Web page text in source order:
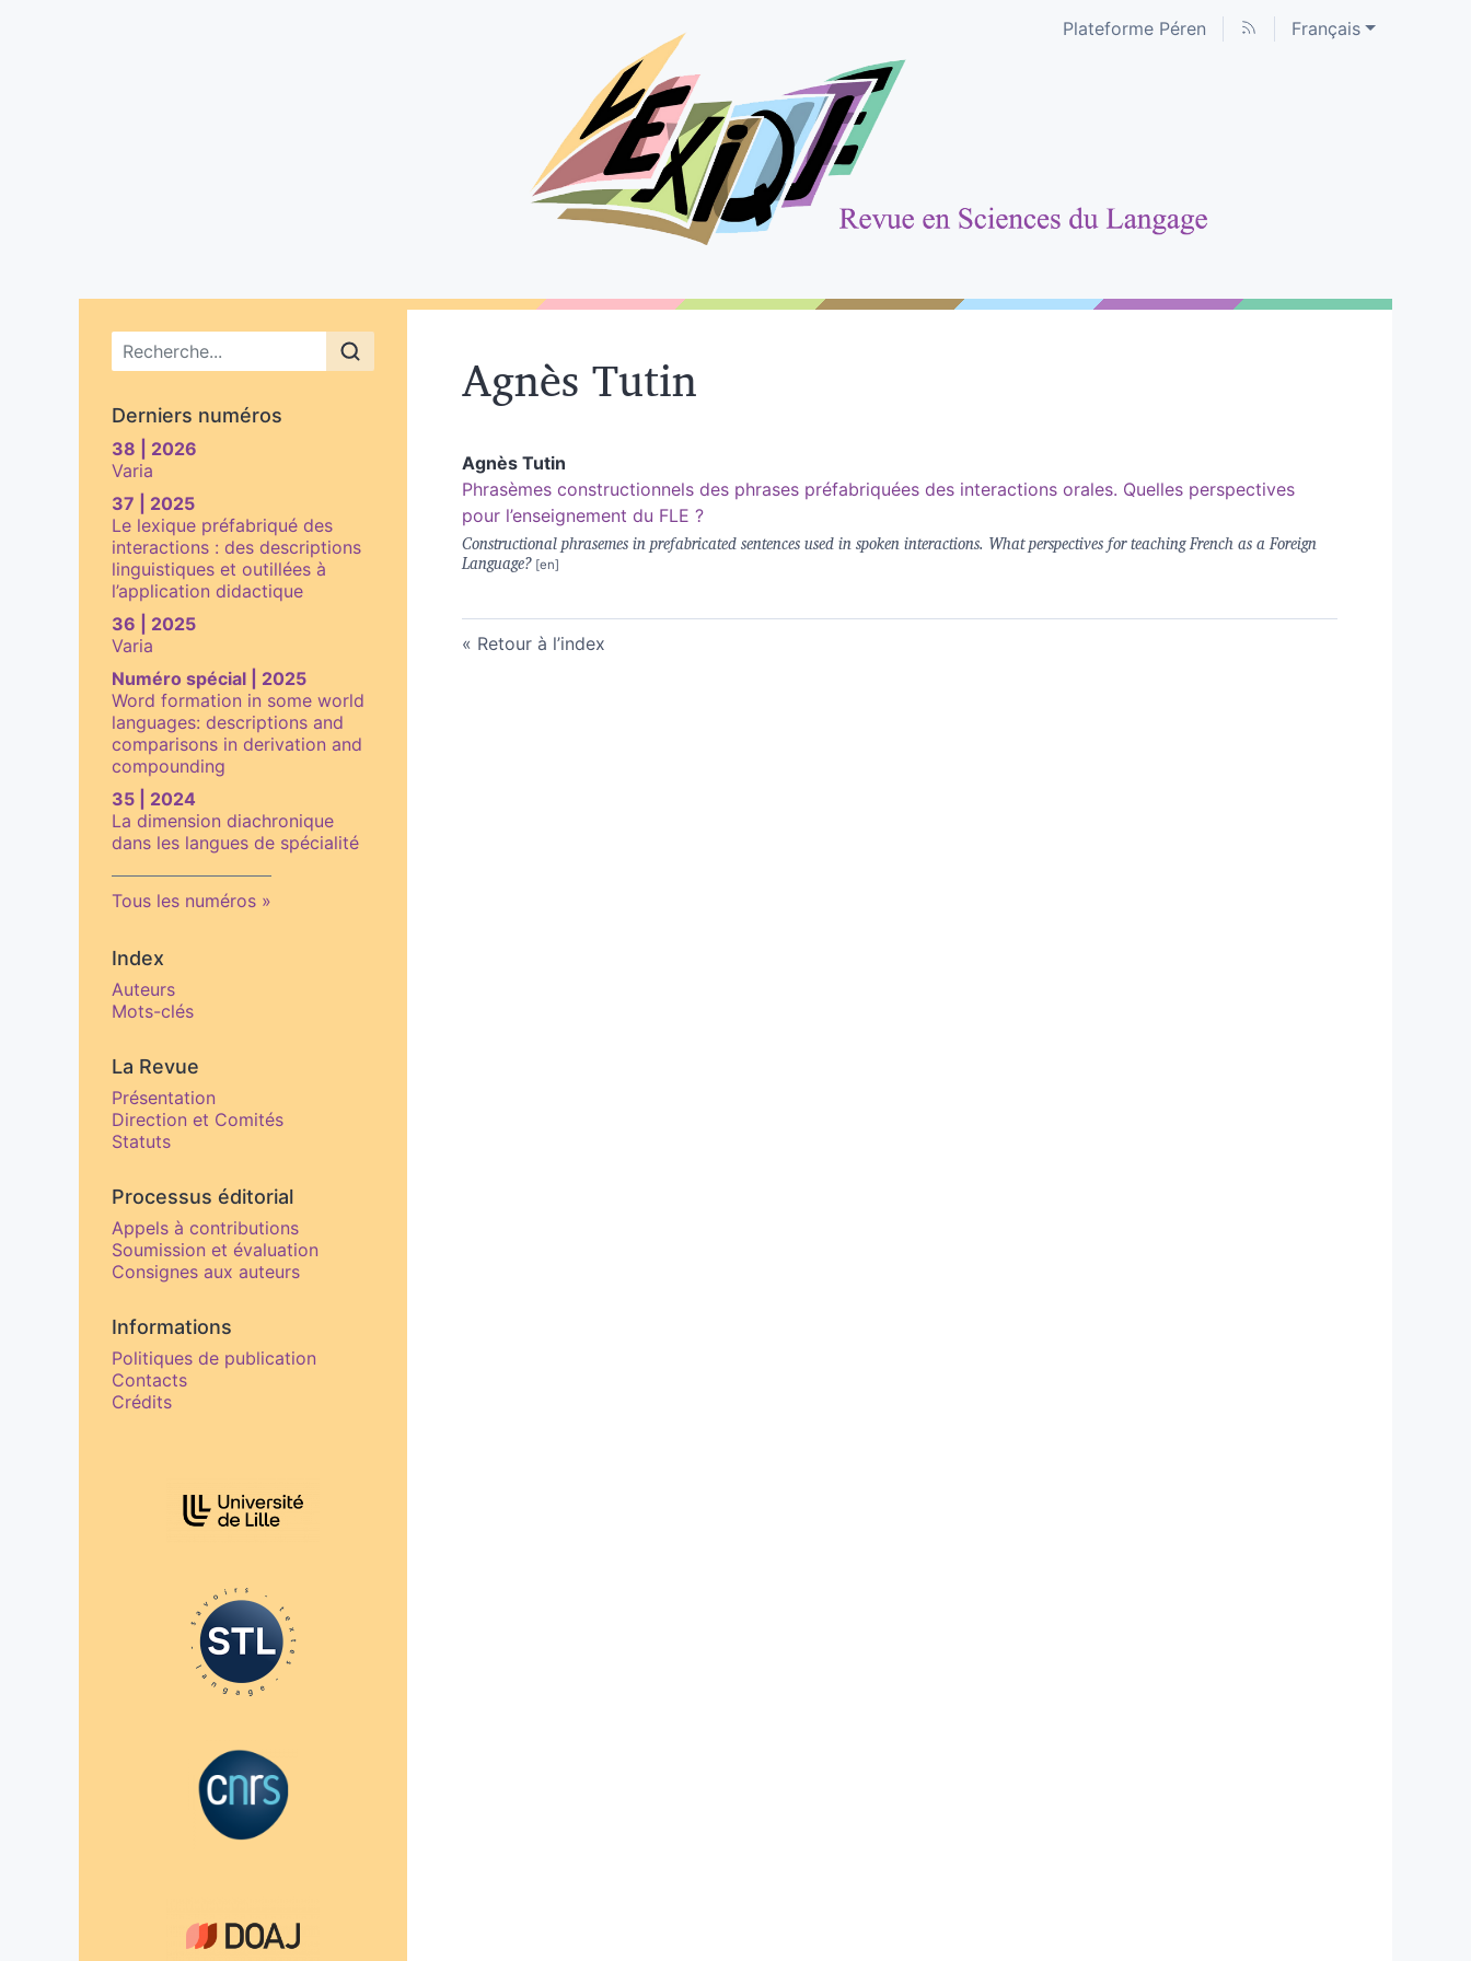
Plateforme Péren Français
Menu principal
Derniers numéros
38 | 2026
Varia
37 | 2025
Le lexique préfabriqué des
interactions : des descriptions
linguistiques et outillées à
l’application didactique
36 | 2025
Varia
Numéro spécial | 2025
Word formation in some world
languages: descriptions and
comparisons in derivation and
compounding
35 | 2024
La dimension diachronique
dans les langues de spécialité
Tous les numéros
Index
Auteurs
Mots-clés
La Revue
Présentation
Direction et Comités
Statuts
Processus éditorial
Appels à contributions
Soumission et évaluation
Consignes aux auteurs
Informations
Politiques de publication
Contacts
Crédits
AgnèsTutin
Agnès Tutin
Phrasèmes constructionnels des phrases préfabriquées des interactions orales. Quelles perspectives
pour l’enseignement du FLE ?
Constructional phrasemes in prefabricated sentences used in spoken interactions. What perspectives for teaching French as a Foreign
Language?
Retour à l’index